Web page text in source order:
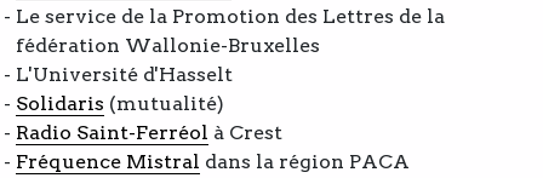
Le service de la Promotion des Lettres de la
fédération Wallonie-Bruxelles
L'Université d'Hasselt
Solidaris (mutualité)
Radio Saint-Ferréol à Crest
Fréquence Mistral dans la région PACA